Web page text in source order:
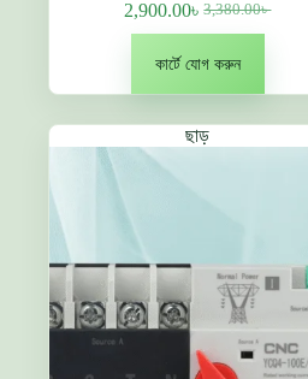
3,380.00৳
Original
price
was:
2,900.00৳বর্তমান
দাম:
2,900.00৳ .
কার্টে যোগ করুন
ছাড়